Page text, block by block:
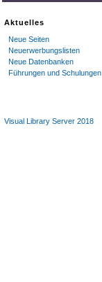
Aktuelles
Neue Seiten
Neuerwerbungslisten
Neue Datenbanken
Führungen und Schulungen
Visual Library Server 2018